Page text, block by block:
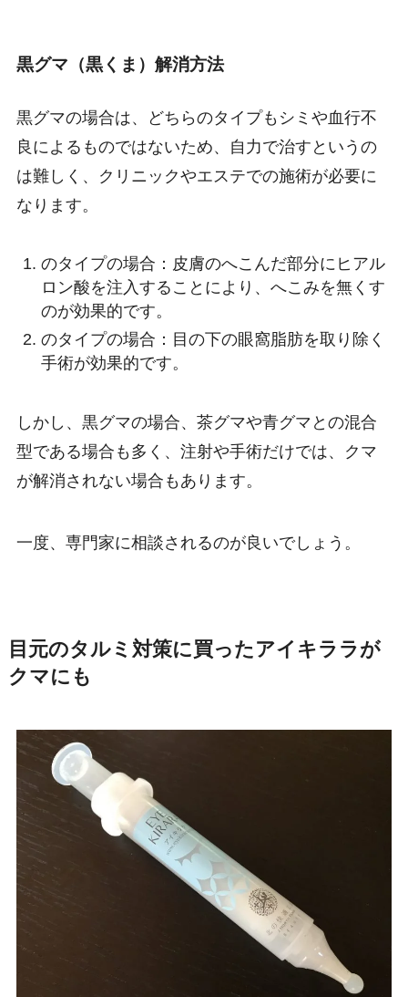
黒グマ（黒くま）解消方法
黒グマの場合は、どちらのタイプもシミや血行不
良によるものではないため、自力で治すというの
は難しく、クリニックやエステでの施術が必要に
なります。
のタイプの場合：皮膚のへこんだ部分にヒアル
ロン酸を注入することにより、へこみを無くす
のが効果的です。
のタイプの場合：目の下の眼窩脂肪を取り除く
手術が効果的です。
しかし、黒グマの場合、茶グマや青グマとの混合
型である場合も多く、注射や手術だけでは、クマ
が解消されない場合もあります。
一度、専門家に相談されるのが良いでしょう。
目元のタルミ対策に買ったアイキララが
クマにも